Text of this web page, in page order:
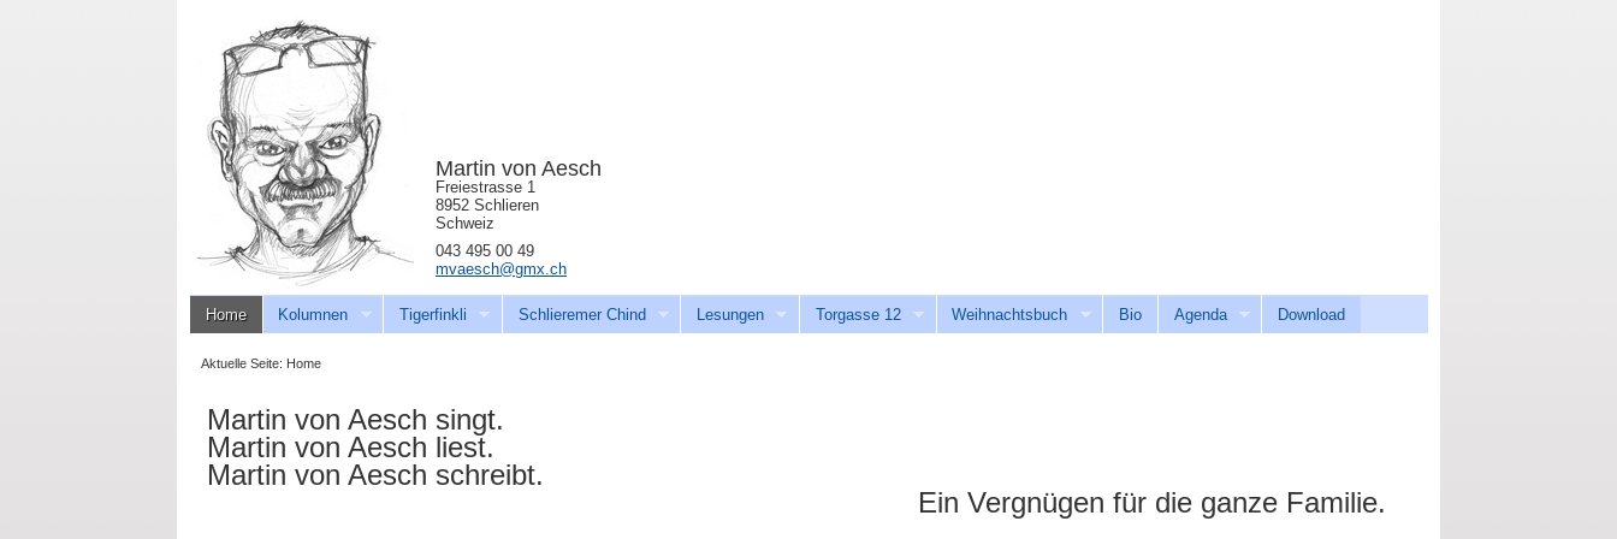
Home Kolumnen Tigerfinkli Schlieremer Chind Lesungen Torgasse 12 Weihnachtsbuch Bio Agenda Download
Martin von Aesch
Freiestrasse 1
8952 Schlieren
Schweiz
043 495 00 49
mvaesch@gmx.ch
Aktuelle Seite: Home
Martin von Aesch singt.
Martin von Aesch liest.
Martin von Aesch schreibt.
Ein Vergnügen für die ganze Familie.